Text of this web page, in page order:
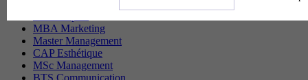
MBA Marketing
Master Management
CAP Esthétique
MSc Management